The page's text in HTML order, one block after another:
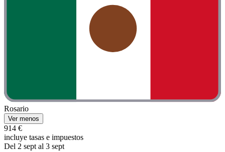
Rosario
Ver menos
914 €
incluye tasas e impuestos
Del 2 sept al 3 sept